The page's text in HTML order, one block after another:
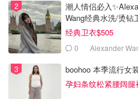
潮人情侣必入
Wang经典水洗/烫钻
经典卫衣$505
0 Alexander
boohoo 本季流行女
孕妇条纹松紧腰阔腿